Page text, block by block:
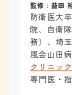
監修 : 益田
防衛医大
院、自衛
務）、埼
風会山田
クリニック
専門医・